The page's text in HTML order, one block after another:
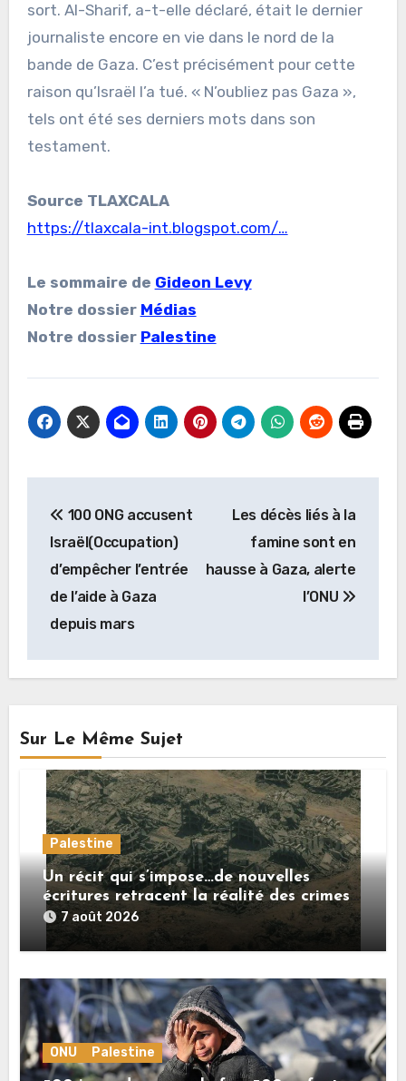
sort. Al-Sharif, a-t-elle déclaré, était le dernier
journaliste encore en vie dans le nord de la
bande de Gaza. C’est précisément pour cette
raison qu’Israël l’a tué. « N’oubliez pas Gaza »,
tels ont été ses derniers mots dans son
testament.
Source TLAXCALA
https://tlaxcala-int.blogspot.com/…
Le sommaire de Gideon Levy
Notre dossier Médias
Notre dossier Palestine
de
l’article
100 ONG accusent
Israël(Occupation)
d’empêcher l’entrée
de l’aide à Gaza
depuis mars
Les décès liés à la
famine sont en
hausse à Gaza, alerte
l’ONU
Sur Le Même Sujet
Palestine
Un récit qui s’impose…de nouvelles
écritures retracent la réalité des crimes
sionistes à Gaza
7 août 2026
ONU Palestine